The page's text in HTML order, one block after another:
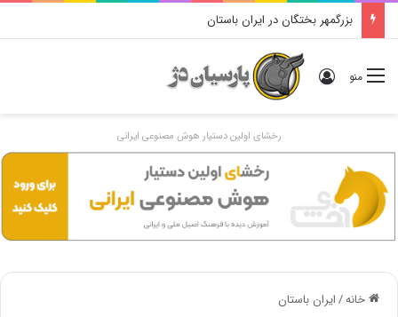
بزرگمهر بختگان در ایران باستان
منو ورود
رخشای اولین دستیار هوش مصنوعی ایرانی
خانه/ایران باستان